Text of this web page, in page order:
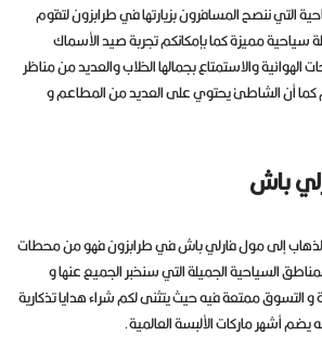
التي ننصح المسافرون بزيارتها في طرابزون لتقوم
سياحية مميزة كما بإمكانكم تجربة صيد الأسماك
الهوائية والاستمتاع بجمالها الخلاب والعديد من مناظر
كما أن الشاطئ يحتوي على العديد من المطاعم و
إلى مول فارلي باش في طرابزون فهو من محطات
السياحية الجميلة التي سنخبر الجميع عنها و
التسوق ممتعة فيه حيث يتثنى لكم شراء هدايا تذكارية
يضم أشهر ماركات الألبسة العالمية.